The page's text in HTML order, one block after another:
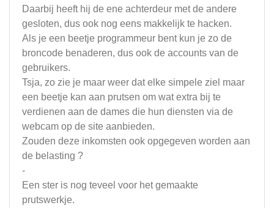
Daarbij heeft hij de ene achterdeur met de andere
gesloten, dus ook nog eens makkelijk te hacken.
Als je een beetje programmeur bent kun je zo de
broncode benaderen, dus ook de accounts van de
gebruikers.
Tsja, zo zie je maar weer dat elke simpele ziel maar
een beetje kan aan prutsen om wat extra bij te
verdienen aan de dames die hun diensten via de
webcam op de site aanbieden.
Zouden deze inkomsten ook opgegeven worden aan
de belasting ?
-
Een ster is nog teveel voor het gemaakte
prutswerkje.